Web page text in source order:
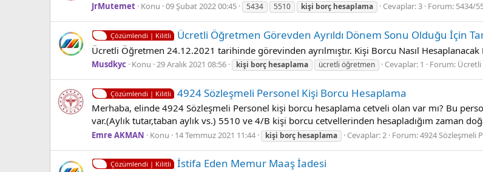
JrMutemet Konu 09 Şubat 2022 00:45 5434 5510 kişi borç hesaplama Cevaplar: 3 Forum: 5434/
Çözümlendi | Kilitli Ücretli Öğretmen Görevden Ayrıldı Dönem Sonu Olduğu İçin
Ücretli Öğretmen 24.12.2021 tarihinde görevinden ayrılmıştır. Kişi Borcu Nasıl
Musdkyc Konu 29 Aralık 2021 08:56 kişi borç hesaplama ücretli öğretmen Cevaplar: 1 Forum:
Çözümlendi | Kilitli 4924 Sözleşmeli Personel Kişi Borcu Hesaplama
Merhaba, elinde 4924 Sözleşmeli Personel kişi borcu hesaplama cetveli olan var mı? Bu
var.(Aylık tutar,taban aylık vs.) 5510 ve 4/B kişi borcu cetvellerinden hesapladığım zaman
Emre AKMAN Konu 14 Temmuz 2021 11:44 kişi borç hesaplama Cevaplar: 2 Forum:4924 Sözleşmeli
Çözümlendi | Kilitli İstifa Eden Memur Maaş İadesi